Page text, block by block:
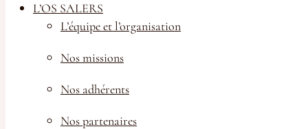
L’OS SALERS
L’équipe et l’organisation
Nos missions
Nos adhérents
Nos partenaires
Le groupe
La race Salers
Les produits
L’agenda